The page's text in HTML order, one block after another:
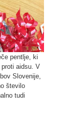
pentlje, ki
aidsu. V
Slovenije,
število
tudi